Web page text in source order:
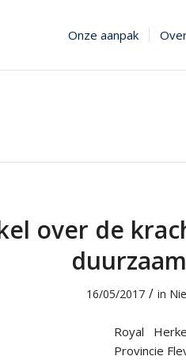
Onze aanpak
over de
16/05/2017 / in
Royal
Provincie